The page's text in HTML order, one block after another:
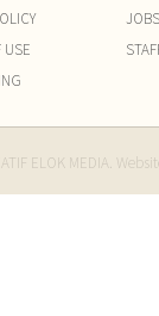
USE
JOBS
ELOK MEDIA.